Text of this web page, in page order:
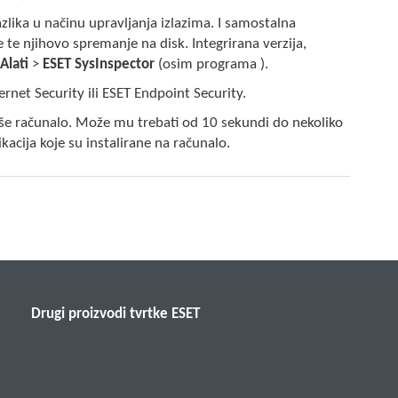
u načinu upravljanja izlazima. I samostalna
te njihovo spremanje na disk. Integrirana verzija,
Alati > ESET SysInspector (osim programa ).
Security ili ESET Endpoint Security.
računalo. Može mu trebati od 10 sekundi do nekoliko
koje su instalirane na računalo.
Drugi proizvodi tvrtke ESET